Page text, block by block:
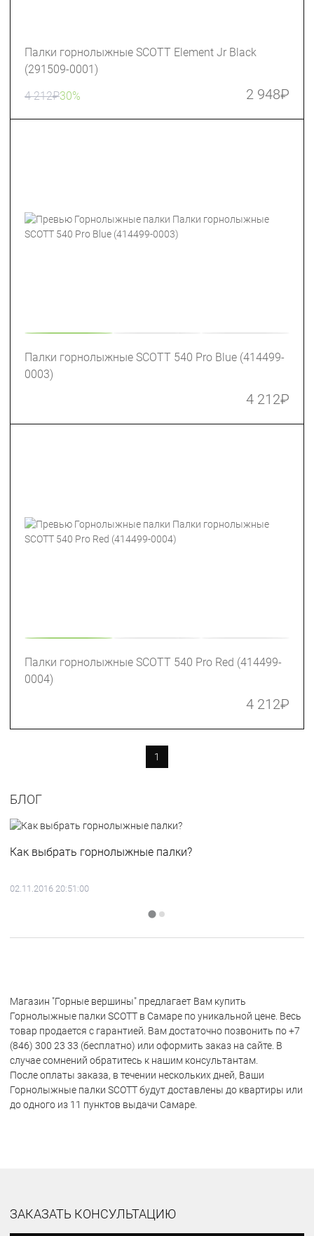
Палки горнолыжные SCOTT Element Jr Black
(291509-0001)
4 212₽30% 2 948₽
Палки горнолыжные SCOTT 540 Pro Blue (414499-
0003)
4 212₽
Палки горнолыжные SCOTT 540 Pro Red (414499-
0004)
4 212₽
1
БЛОГ
Как выбрать горнолыжные палки?
02.11.2016 20:51:00
Магазин "Горные вершины" предлагает Вам купить
Горнолыжные палки SCOTT в Самаре по уникальной цене. Весь
товар продается с гарантией. Вам достаточно позвонить по +7
(846) 300 23 33 (бесплатно) или оформить заказ на сайте. В
случае сомнений обратитесь к нашим консультантам.
После оплаты заказа, в течении нескольких дней, Ваши
Горнолыжные палки SCOTT будут доставлены до квартиры или
до одного из 11 пунктов выдачи Самаре.
ЗАКАЗАТЬ КОНСУЛЬТАЦИЮ